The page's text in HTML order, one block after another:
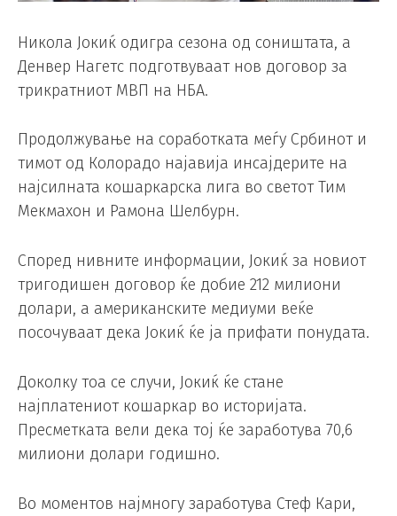
Никола Јокиќ одигра сезона од соништата, а
Денвер Нагетс подготвуваат нов договор за
трикратниот МВП на НБА.
Продолжување на соработката меѓу Србинот и
тимот од Колорадо најавија инсајдерите на
најсилната кошаркарска лига во светот Тим
Мекмахон и Рамона Шелбурн.
Според нивните информации, Јокиќ за новиот
тригодишен договор ќе добие 212 милиони
долари, а американските медиуми веќе
посочуваат дека Јокиќ ќе ја прифати понудата.
Доколку тоа се случи, Јокиќ ќе стане
најплатениот кошаркар во историјата.
Пресметката вели дека тој ќе заработува 70,6
милиони долари годишно.
Во моментов најмногу заработува Стеф Кари,